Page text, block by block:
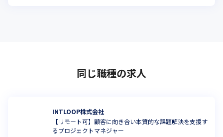
同じ職種の求人
INTLOOP株式会社
【リモート可】顧客に向き合い本質的な課題解決を支援す
るプロジェクトマネジャー